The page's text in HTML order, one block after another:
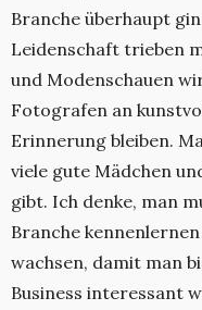
Branche überhaupt
Leidenschaft trieben
und Modenschauen
Fotografen an
Erinnerung bleiben.
viele gute Mädchen
gibt. Ich denke, man
Branche
wachsen, damit man
Business interessant